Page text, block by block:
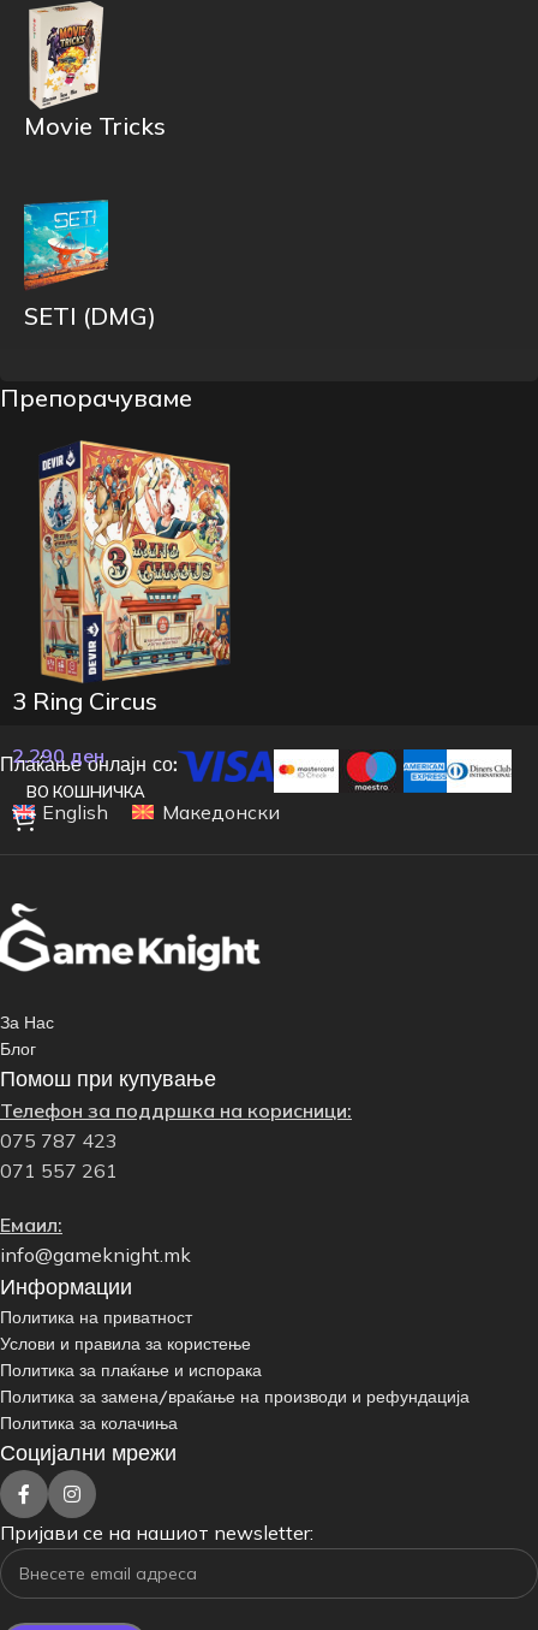
Movie Tricks
SETI (DMG)
Препорачуваме
3 Ring Circus
2.290 ден
ВО КОШНИЧКА
Плаќање онлајн со:
English
Македонски
За Нас
Блог
Помош при купување
Телефон за поддршка на корисници:
075 787 423
071 557 261
Емаил:
info@gameknight.mk
Информации
Политика на приватност
Услови и правила за користење
Политика за плаќање и испорака
Политика за замена/враќање на производи и рефундација
Политика за колачиња
Социјални мрежи
Пријави се на нашиот newsletter: